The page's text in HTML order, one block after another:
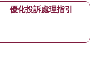
優化投訴處理指引